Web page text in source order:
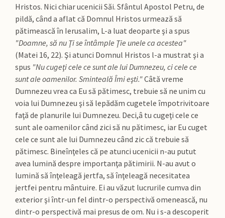
Hristos. Nici chiar ucenicii Săi. Sfântul Apostol Petru, de
pildă, când a aflat că Domnul Hristos urmează să
pătimească în Ierusalim, L-a luat deoparte şi a spus
"Doamne, să nu Ţi se întâmple Ţie unele ca acestea"
(Matei 16, 22). Şi atunci Domnul Hristos l-a mustrat şi a
spus "Nu cugeţi cele ce sunt ale lui Dumnezeu, ci cele ce
sunt ale oamenilor. Sminteală Îmi eşti."Câtă vreme
Dumnezeu vrea ca Eu să pătimesc, trebuie să ne unim cu
voia lui Dumnezeu şi să lepădăm cugetele împotrivitoare
faţă de planurile lui Dumnezeu. Deci,â tu cugeţi cele ce
sunt ale oamenilor când zici să nu pătimesc, iar Eu cuget
cele ce sunt ale lui Dumnezeu când zic că trebuie să
pătimesc. Bineînţeles că pe atunci ucenicii n-au putut
avea lumină despre importanţa pătimirii. N-au avut o
lumină să înţeleagă jertfa, să înţeleagă necesitatea
jertfei pentru mântuire. Ei au văzut lucrurile cumva din
exterior şi într-un fel dintr-o perspectivă omenească, nu
dintr-o perspectivă mai presus de om. Nu i s-a descoperit